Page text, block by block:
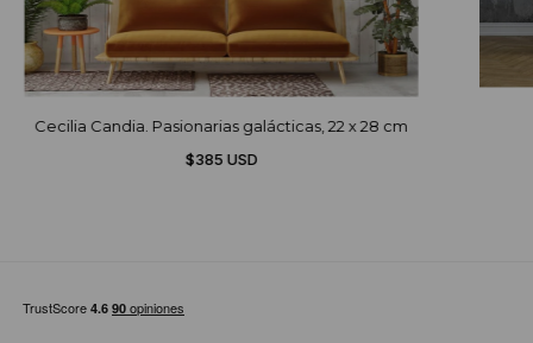
Cecilia Candia. Pasionarias galácticas, 22 x 28 cm
$385 USD